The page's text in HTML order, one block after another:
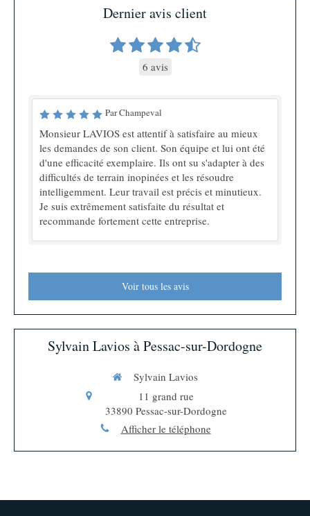
Dernier avis client
6 avis
Par Champeval
Monsieur LAVIOS est attentif à satisfaire au mieux
les demandes de son client. Son équipe et lui ont été
d'une efficacité exemplaire. Ils ont su s'adapter à des
difficultés de terrain inopinées et les résoudre
intelligemment. Leur travail est précis et minutieux.
Je suis extrêmement satisfaite du résultat et
recommande fortement cette entreprise.
Voir tous les avis
Sylvain Lavios à Pessac-sur-Dordogne
Sylvain Lavios
11 grand rue
33890 Pessac-sur-Dordogne
Afficher le téléphone